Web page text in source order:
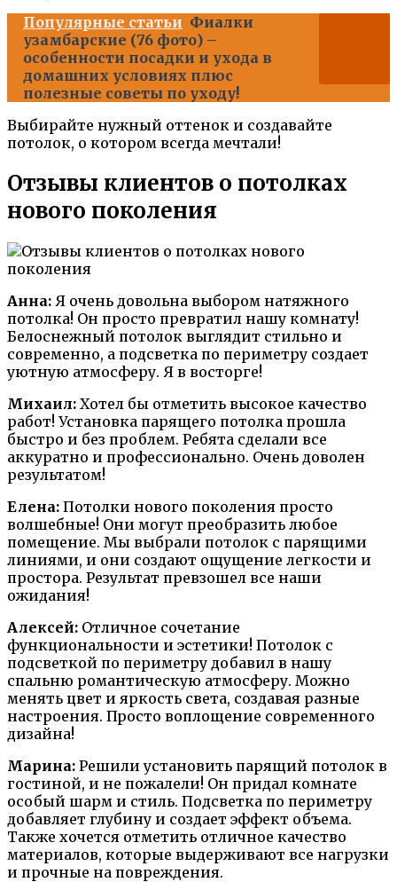
Популярные статьи Фиалки
узамбарские (76 фото) –
особенности посадки и ухода в
домашних условиях плюс
полезные советы по уходу!
Выбирайте нужный оттенок и создавайте
потолок, о котором всегда мечтали!
Отзывы клиентов о потолках
нового поколения
Анна: Я очень довольна выбором натяжного
потолка! Он просто превратил нашу комнату!
Белоснежный потолок выглядит стильно и
современно, а подсветка по периметру создает
уютную атмосферу. Я в восторге!
Михаил: Хотел бы отметить высокое качество
работ! Установка парящего потолка прошла
быстро и без проблем. Ребята сделали все
аккуратно и профессионально. Очень доволен
результатом!
Елена: Потолки нового поколения просто
волшебные! Они могут преобразить любое
помещение. Мы выбрали потолок с парящими
линиями, и они создают ощущение легкости и
простора. Результат превзошел все наши
ожидания!
Алексей: Отличное сочетание
функциональности и эстетики! Потолок с
подсветкой по периметру добавил в нашу
спальню романтическую атмосферу. Можно
менять цвет и яркость света, создавая разные
настроения. Просто воплощение современного
дизайна!
Марина: Решили установить парящий потолок в
гостиной, и не пожалели! Он придал комнате
особый шарм и стиль. Подсветка по периметру
добавляет глубину и создает эффект объема.
Также хочется отметить отличное качество
материалов, которые выдерживают все нагрузки
и прочные на повреждения.